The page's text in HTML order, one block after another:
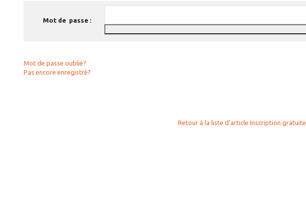
Mot de passe :
Mot de passe oublié?
Pas encore enregistré?
Retour à la liste d'article Inscription gratuite